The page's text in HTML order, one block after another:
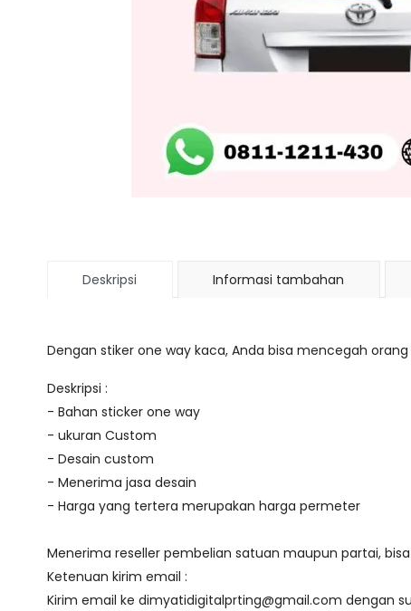
Deskripsi Informasi tambahan
Dengan stiker one way kaca, Anda bisa mencegah orang
Deskripsi :
- Bahan sticker one way
- ukuran Custom
- Desain custom
- Menerima jasa desain
- Harga yang tertera merupakan harga permeter
Menerima reseller pembelian satuan maupun partai,
Ketenuan kirim email :
Kirim email ke dimyatidigitalprting@gmail.com dengan